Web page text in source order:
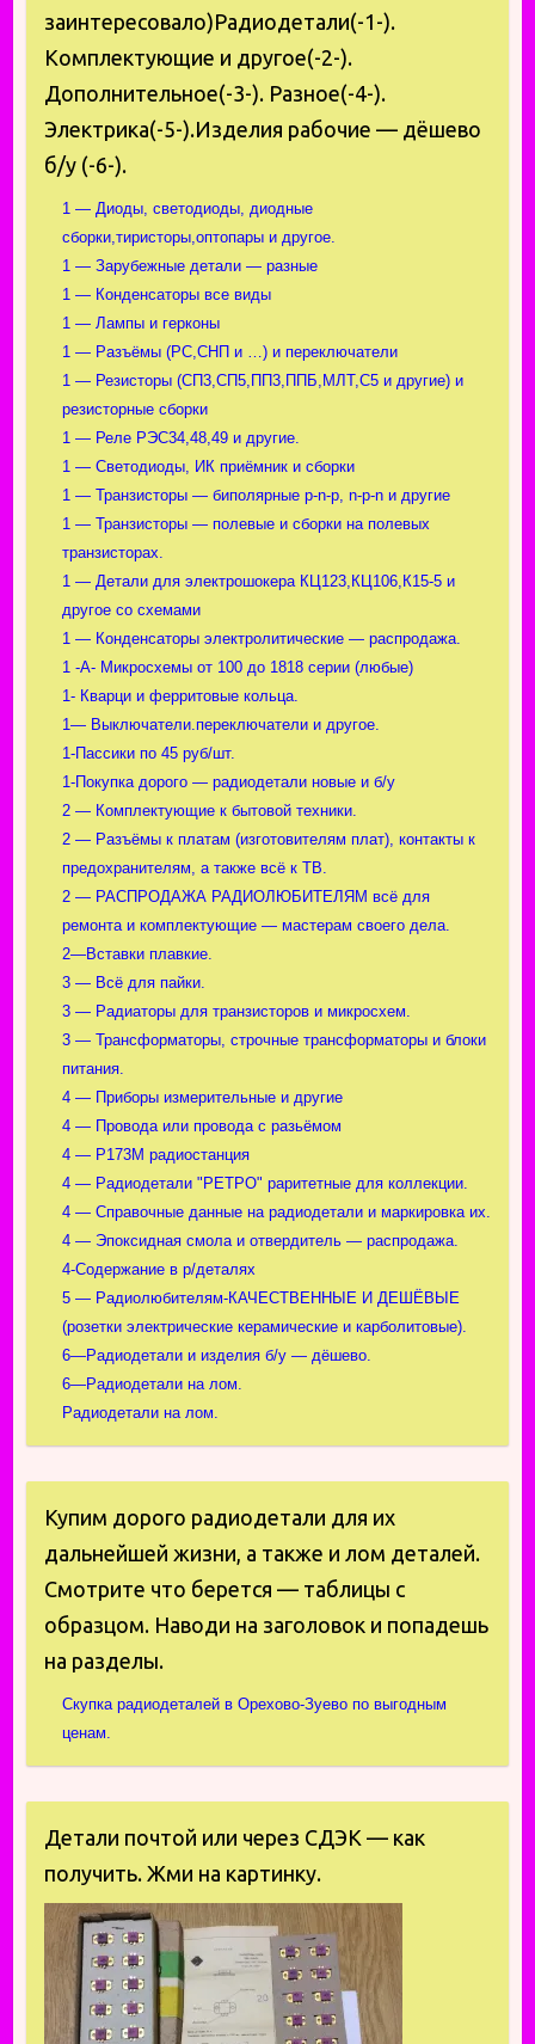
заинтересовало)Радиодетали(-1-).
Комплектующие и другое(-2-).
Дополнительное(-3-). Разное(-4-).
Электрика(-5-).Изделия рабочие — дёшево
б/у (-6-).
1 — Диоды, светодиоды, диодные
сборки,тиристоры,оптопары и другое.
1 — Зарубежные детали — разные
1 — Конденсаторы все виды
1 — Лампы и герконы
1 — Разъёмы (РС,СНП и …) и переключатели
1 — Резисторы (СП3,СП5,ПП3,ППБ,МЛТ,С5 и другие) и
резисторные сборки
1 — Реле РЭС34,48,49 и другие.
1 — Светодиоды, ИК приёмник и сборки
1 — Транзисторы — биполярные p-n-p, n-p-n и другие
1 — Транзисторы — полевые и сборки на полевых
транзисторах.
1 — Детали для электрошокера КЦ123,КЦ106,К15-5 и
другое со схемами
1 — Конденсаторы электролитические — распродажа.
1 -А- Микросхемы от 100 до 1818 серии (любые)
1- Кварци и ферритовые кольца.
1— Выключатели.переключатели и другое.
1-Пассики по 45 руб/шт.
1-Покупка дорого — радиодетали новые и б/у
2 — Комплектующие к бытовой техники.
2 — Разъёмы к платам (изготовителям плат), контакты к
предохранителям, а также всё к ТВ.
2 — РАСПРОДАЖА РАДИОЛЮБИТЕЛЯМ всё для
ремонта и комплектующие — мастерам своего дела.
2—Вставки плавкие.
3 — Всё для пайки.
3 — Радиаторы для транзисторов и микросхем.
3 — Трансформаторы, строчные трансформаторы и блоки
питания.
4 — Приборы измерительные и другие
4 — Провода или провода с разьёмом
4 — Р173М радиостанция
4 — Радиодетали "РЕТРО" раритетные для коллекции.
4 — Справочные данные на радиодетали и маркировка их.
4 — Эпоксидная смола и отвердитель — распродажа.
4-Содержание в р/деталях
5 — Радиолюбителям-КАЧЕСТВЕННЫЕ И ДЕШЁВЫЕ
(розетки электрические керамические и карболитовые).
6—Радиодетали и изделия б/у — дёшево.
6—Радиодетали на лом.
Радиодетали на лом.
Купим дорого радиодетали для их
дальнейшей жизни, а также и лом деталей.
Смотрите что берется — таблицы с
образцом. Наводи на заголовок и попадешь
на разделы.
Скупка радиодеталей в Орехово-Зуево по выгодным
ценам.
Детали почтой или через СДЭК — как
получить. Жми на картинку.